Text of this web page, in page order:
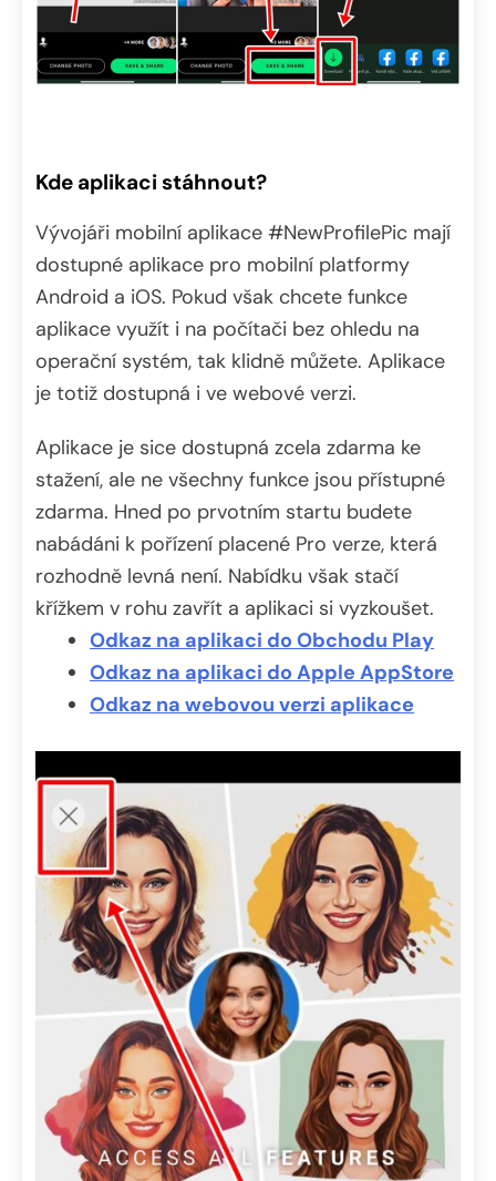
Kde aplikaci stáhnout?
Vývojáři mobilní aplikace #NewProfilePic mají
dostupné aplikace pro mobilní platformy
Android a iOS. Pokud však chcete funkce
aplikace využít i na počítači bez ohledu na
operační systém, tak klidně můžete. Aplikace
je totiž dostupná i ve webové verzi.
Aplikace je sice dostupná zcela zdarma ke
stažení, ale ne všechny funkce jsou přístupné
zdarma. Hned po prvotním startu budete
nabádáni k pořízení placené Pro verze, která
rozhodně levná není. Nabídku však stačí
křížkem v rohu zavřít a aplikaci si vyzkoušet.
Odkaz na aplikaci do Obchodu Play
Odkaz na aplikaci do Apple AppStore
Odkaz na webovou verzi aplikace